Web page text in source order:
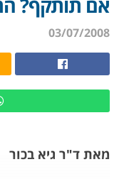
אם תותקף?
03/07/2008
מאת ד"ר גיא בכור